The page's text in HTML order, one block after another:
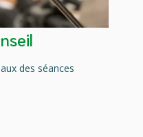
des séances